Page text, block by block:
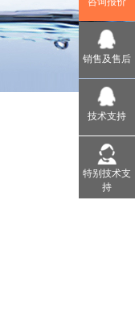
销售及售后
技术支持
特别技术支
持